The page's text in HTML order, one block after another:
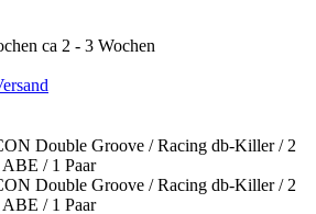
ca 2 - 3 Wochen